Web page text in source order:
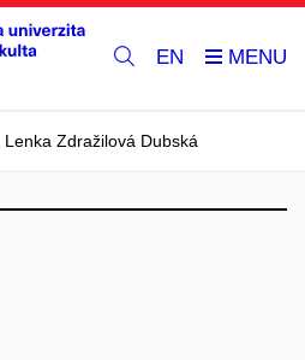
EN
Lenka Zdražilová Dubská